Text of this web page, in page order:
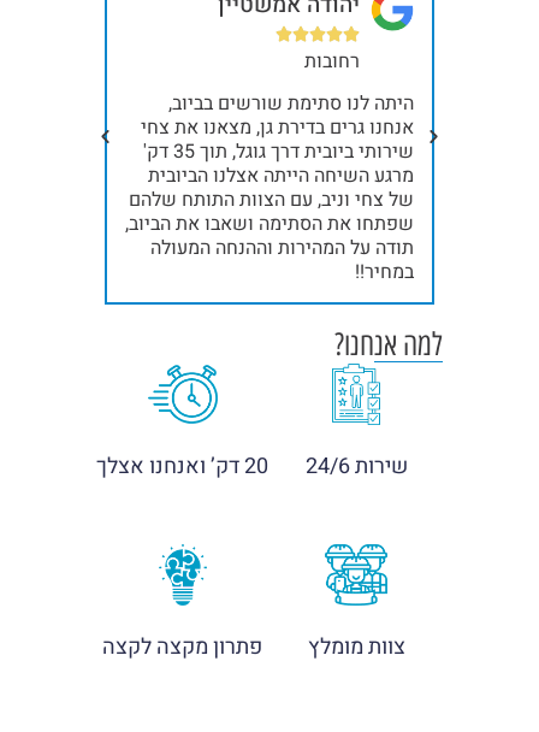





רחובות
היתה לנו סתימת שורשים בביוב,
אנחנו גרים בדירת גן, מצאנו את צחי
שירותי ביובית דרך גוגל, תוך 35 דק'
מרגע השיחה הייתה אצלנו הביובית
של צחי וניב, עם הצוות התותח שלהם
שפתחו את הסתימה ושאבו את הביוב,
תודה על המהירות וההנחה המעולה
במחיר!!
למה אנחנו?
שירות 24/6 20 דק’ ואנחנו אצלך
צוות מומלץ פתרון מקצה לקצה